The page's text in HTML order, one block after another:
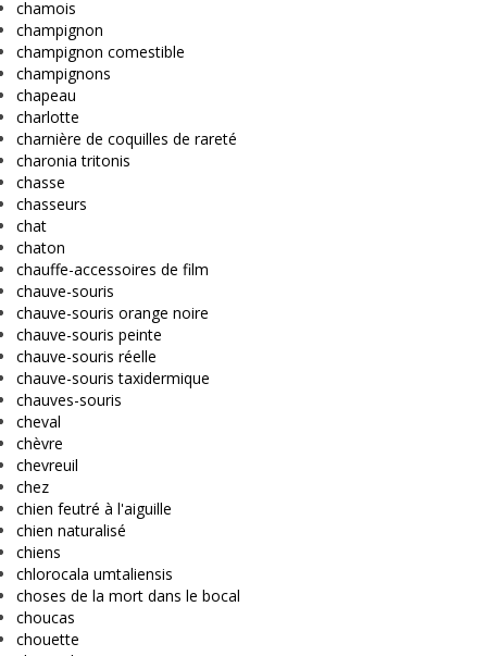
chamois
champignon
champignon comestible
champignons
chapeau
charlotte
charnière de coquilles de rareté
charonia tritonis
chasse
chasseurs
chat
chaton
chauffe-accessoires de film
chauve-souris
chauve-souris orange noire
chauve-souris peinte
chauve-souris réelle
chauve-souris taxidermique
chauves-souris
cheval
chèvre
chevreuil
chez
chien feutré à l'aiguille
chien naturalisé
chiens
chlorocala umtaliensis
choses de la mort dans le bocal
choucas
chouette